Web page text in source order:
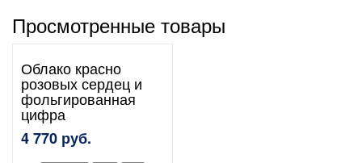
Просмотренные товары
Облако красно
розовых сердец и
фольгированная
цифра
4 770 руб.